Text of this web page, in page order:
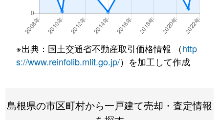
※出典：国土交通省不動産取引価格情報 （http
s://www.reinfolib.mlit.go.jp/）を加工して作成
島根県の市区町村から一戸建て売却・査定情報